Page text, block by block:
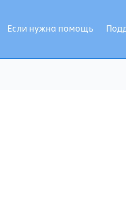
Если нужна помощь